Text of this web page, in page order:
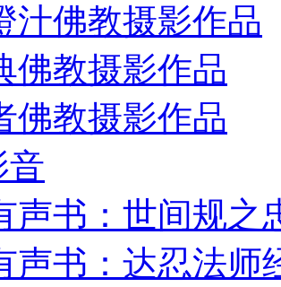
汁佛教摄影作品
佛教摄影作品
佛教摄影作品
音
声书：世间规
声书：达忍法师